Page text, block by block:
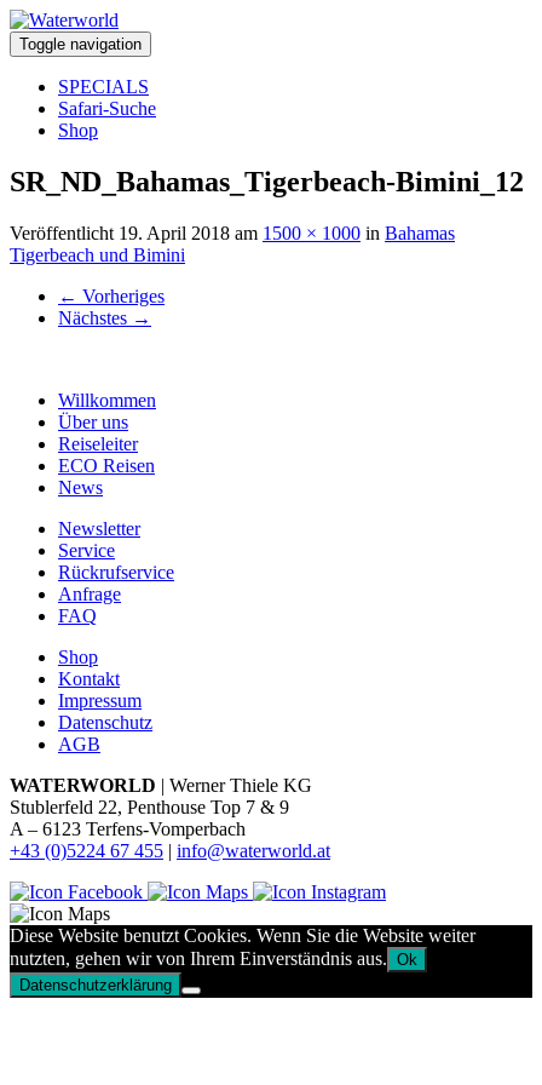
Toggle navigation
SPECIALS
Safari-Suche
Shop
SR_ND_Bahamas_Tigerbeach-Bimini_12
Veröffentlicht 19. April 2018 am 1500 × 1000 in Bahamas
Tigerbeach und Bimini
← Vorheriges
Nächstes →
Willkommen
Über uns
Reiseleiter
ECO Reisen
News
Newsletter
Service
Rückrufservice
Anfrage
FAQ
Shop
Kontakt
Impressum
Datenschutz
AGB
WATERWORLD | Werner Thiele KG
Stublerfeld 22, Penthouse Top 7 & 9
A – 6123 Terfens-Vomperbach
+43 (0)5224 67 455 | info@waterworld.at
Diese Website benutzt Cookies. Wenn Sie die Website weiter
nutzten, gehen wir von Ihrem Einverständnis aus. Ok
Datenschutzerklärung